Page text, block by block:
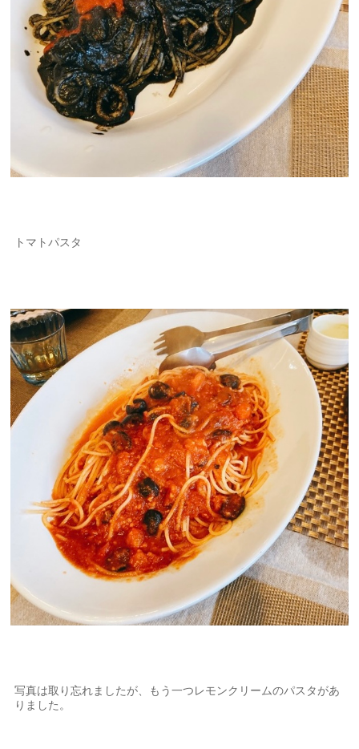
トマトパスタ
写真は取り忘れましたが、もう一つレモンクリームのパスタがあ
りました。